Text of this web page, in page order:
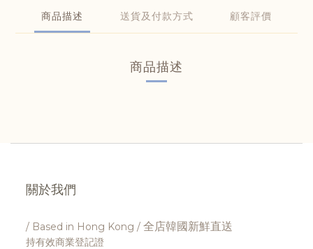
商品描述 送貨及付款方式 顧客評價
商品描述
關於我們
/ Based in Hong Kong / 全店韓國新鮮直送
持有效商業登記證